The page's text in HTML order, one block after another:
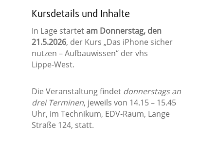
Kursdetails und Inhalte
In Lage startetam Donnerstag, den
21.5.2026, der Kurs „Das iPhone sicher
nutzen – Aufbauwissen“ der vhs
Lippe‑West.
Die Veranstaltung findet donnerstags an
drei Terminen, jeweils von 14.15 – 15.45
Uhr, im Technikum, EDV‑Raum, Lange
Straße 124, statt.